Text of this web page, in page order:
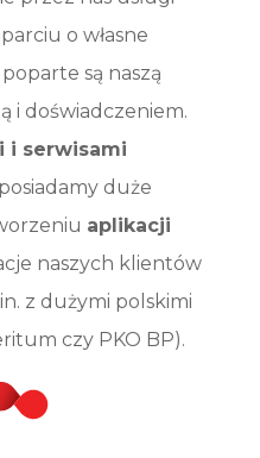
o własne
są naszą
i doświadczeniem.
i serwisami
duże
aplikacji
naszych klientów
z dużymi polskimi
czy PKO BP).